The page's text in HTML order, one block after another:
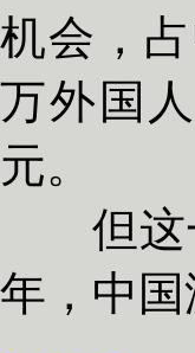
机会，
万外国
元。
但这一
年，中